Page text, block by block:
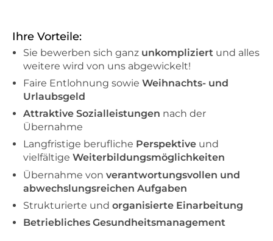
Ihre Vorteile:
Sie bewerben sich ganz unkompliziert und alles
weitere wird von uns abgewickelt!
Faire Entlohnung sowie Weihnachts- und
Urlaubsgeld
Attraktive Sozialleistungen nach der
Übernahme
Langfristige berufliche Perspektive und
vielfältige Weiterbildungsmöglichkeiten
Übernahme von verantwortungsvollen und
abwechslungsreichen Aufgaben
Strukturierte und organisierte Einarbeitung
Betriebliches Gesundheitsmanagement